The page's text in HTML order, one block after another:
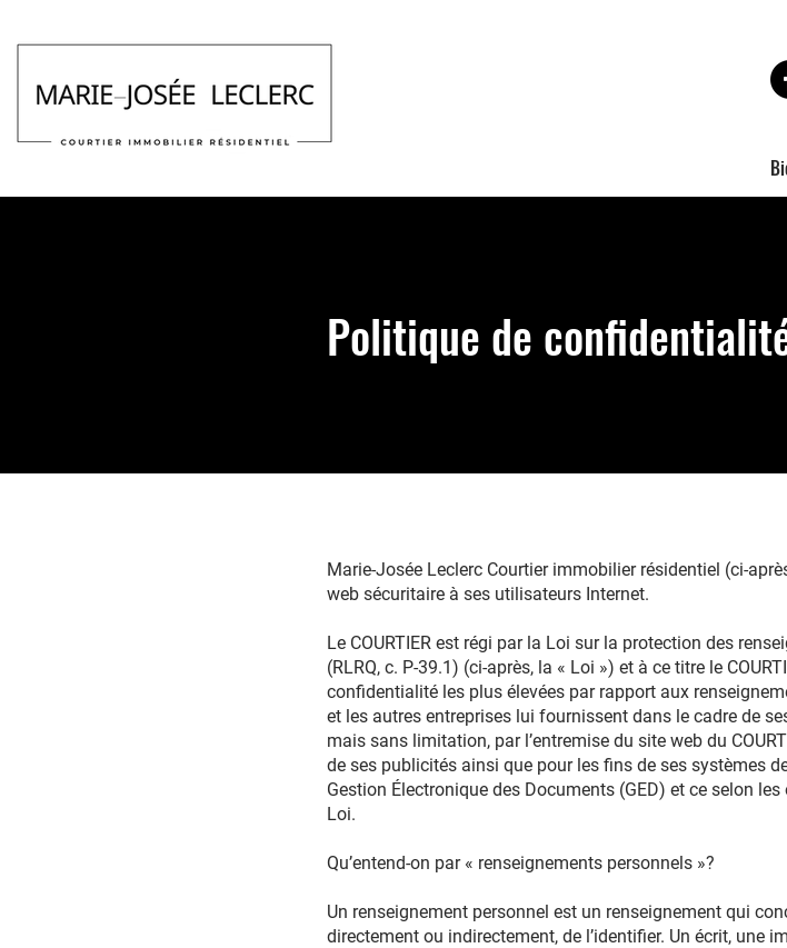
Politique de
Marie-Josée Leclerc Courtier immobilier résidentiel (ci-
web sécuritaire à ses utilisateurs Internet.
Le COURTIER est régi par la Loi sur la protection des
(RLRQ, c. P-39.1) (ci-après, la « Loi ») et à ce titre le
confidentialité les plus élevées par rapport aux
et les autres entreprises lui fournissent dans le cadre de
mais sans limitation, par l’entremise du site web du
de ses publicités ainsi que pour les fins de ses systèmes
Gestion Électronique des Documents (GED) et ce selon
Loi.
Qu’entend-on par « renseignements personnels »?
Un renseignement personnel est un renseignement qui
directement ou indirectement, de l’identifier. Un écrit, une